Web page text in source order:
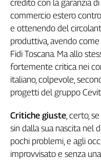
Trentino
Umbria
Valle
D'Aosta
Veneto
Archivio
Storico
2014
Cerca
credito con la garanzia
commercio estero
e ottenendo del
produttiva, avendo
Fidi Toscana. Ma allo
fortemente critica nei
italiano, colpevole,
progetti del gruppo
Critiche giuste, certo,
sin dalla sua nascita nel
pochi problemi, e agli
improvvisato e senza